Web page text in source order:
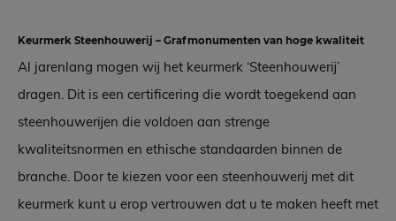
Keurmerk Steenhouwerij – Grafmonumenten van hoge kwaliteit
Al jarenlang mogen wij het keurmerk ‘Steenhouwerij’
dragen. Dit is een certificering die wordt toegekend aan
steenhouwerijen die voldoen aan strenge
kwaliteitsnormen en ethische standaarden binnen de
branche. Door te kiezen voor een steenhouwerij met dit
keurmerk kunt u erop vertrouwen dat u te maken heeft met